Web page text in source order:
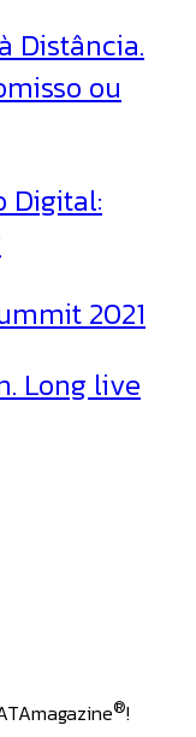
Distância.
ou
Digital:
2021
Long live
®!